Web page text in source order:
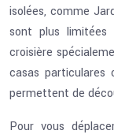
isolées, comme
sont plus
croisière
casas particulares
permettent de
Pour vous